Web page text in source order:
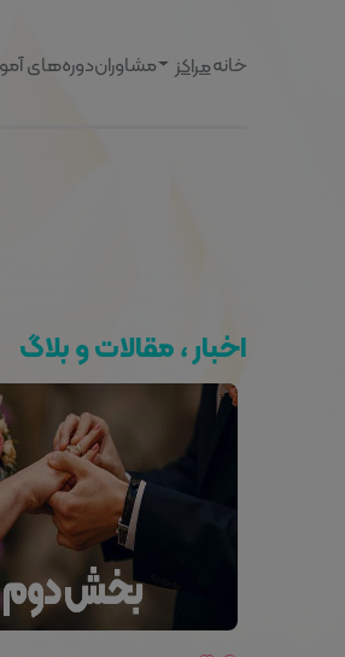
خانهمراکز مشاوراندوره‌های
اخبار ، مقالات و بلاگ